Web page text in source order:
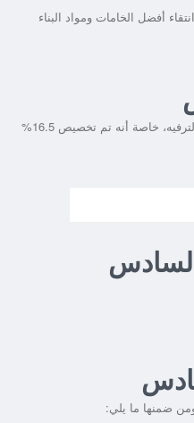
أفضل الخامات ومواد البناء
يقع المشروع على مساحة كبيرة تصل إلى 51 فدان، أي حوالي 214,200 متر مربع، لذا فهو يستوعب كافة خدمات الترفيه، خاصة أنه تم تخصيص 16.5%
السادس
ومن ضمنها ما يلي: